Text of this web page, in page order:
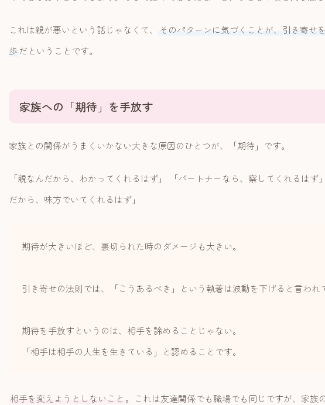
これは親が悪いという話じゃなくて、
そのパターンに気づくことが、引き寄せ
歩だということです。
家族への「期待」を手放す
家族との関係がうまくいかない大きな原因のひとつが、「期待」です。
「親なんだから、わかってくれるはず」 「パートナーなら、察してくれるはず
だから、味方でいてくれるはず」
期待が大きいほど、裏切られた時のダメージも大きい。
引き寄せの法則では、「こうあるべき」という執着は波動を下げると言われ
期待を手放すというのは、相手を諦めることじゃない。
「相手は相手の人生を生きている」と認めることです。
相手を変えようとしないこと 。これは友達関係でも職場でも同じですが、家族